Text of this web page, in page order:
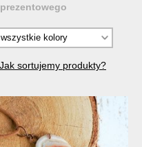
Jak sortujemy produkty?